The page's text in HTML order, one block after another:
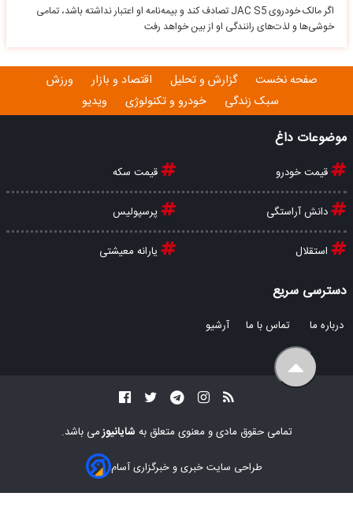
اگر مالک خودروی JAC S5 تصادف کند و بیمه‌نامه او اعتبار نداشته باشد، تمامی
خوشی‌ها و لذت‌های رانندگی او از بین خواهد رفت
صفحه نخست گزارش و تحلیل اقتصاد و بازار
ورزش
سبک زندگی
خودرو و تکنولوژی ویدیو
موضوعات داغ
قیمت خودرو قیمت سکه
دانش آراستگی پرسپولیس
استقلال یارانه معیشتی
دسترسی سریع
درباره ما تماس با ما آرشیو
تمامی حقوق مادی و معنوی متعلق به شایانیوزمی باشد.
طراحی سایت خبری و خبرگزاری آسام